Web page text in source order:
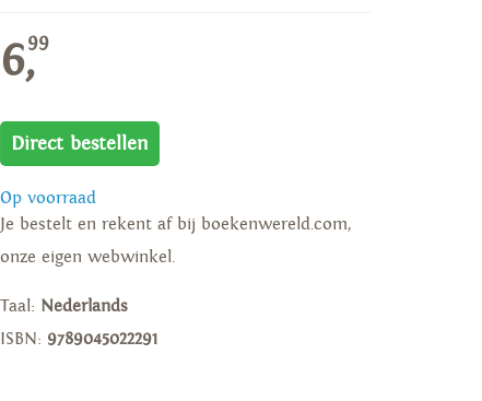
6,99
Direct bestellen
Op voorraad
Je bestelt en rekent af bij boekenwereld.com,
onze eigen webwinkel.
Taal: Nederlands
ISBN: 9789045022291